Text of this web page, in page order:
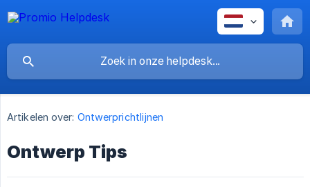
Artikelen over: Ontwerprichtlijnen
Ontwerp Tips